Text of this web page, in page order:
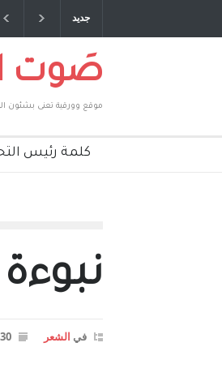
جديد
عمري ، صبحي مخلوف : بقلم : سعد الله
صَوت
موقع وورقية تعنى بشئون
كلمة رئيس
في الشعر 30 نوفمبر، 2012